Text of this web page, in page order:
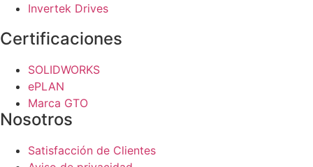
Invertek Drives
Certificaciones
SOLIDWORKS
ePLAN
Marca GTO
Nosotros
Satisfacción de Clientes